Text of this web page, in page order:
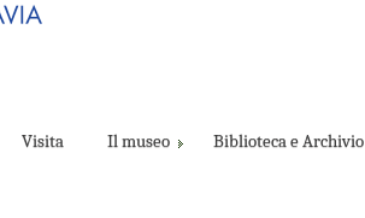
Visita Il museo Biblioteca e Archivio